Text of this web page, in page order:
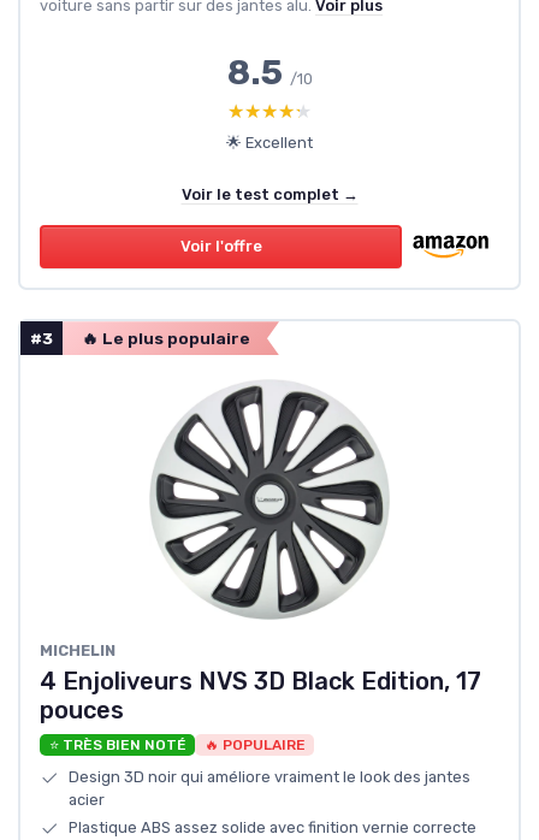
voiture sans partir sur des jantes alu. Voir plus
8.5 /10
★★★★★
★★★★★
🌟 Excellent
Voir le test complet →
Voir l'offre
#3 🔥 Le plus populaire
‎MICHELIN
4 Enjoliveurs NVS 3D Black Edition, 17
pouces
⭐ TRÈS BIEN NOTÉ 🔥 POPULAIRE
Design 3D noir qui améliore vraiment le look des jantes
acier
Plastique ABS assez solide avec finition vernie correcte